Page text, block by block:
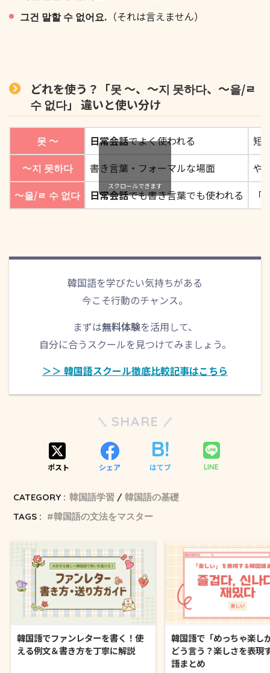
그건 말할 수 없어요. （それは言えません）
どれを使う？「못 〜、〜지 못하다、〜을/ㄹ
수 없다」 違いと使い分け
못 〜 日常会話でよく使われる
短
〜지 못하다
書き言葉・フォーマルな場面
や
〜을/ㄹ 수 없다
日常会話でも書き言葉でも使われる
スクロールできます
韓国語を学びたい気持ちがある
今こそ行動のチャンス。
まずは無料体験を活用して、
自分に合うスクールを見つけてみましょう。
＞＞ 韓国語スクール徹底比較記事はこちら
SHARE
ポスト シェア はてブ LINE
CATEGORY : 韓国語学習
韓国語の基礎
TAGS :
韓国語の文法をマスター
韓国語でファンレターを書く！使
える例文＆書き方を丁寧に解説
韓国語で「めっちゃ楽し
どう言う？楽しさを表現
語まとめ